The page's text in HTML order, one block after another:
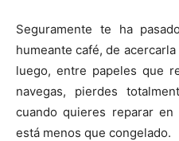
Seguramente te ha
humeante café, de
luego, entre papeles que
navegas, pierdes
cuando quieres reparar
está menos que congelado.